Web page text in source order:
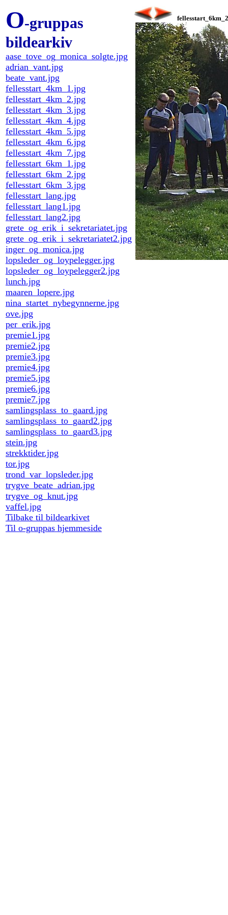
O-gruppas
bildearkiv
aase_tove_og_monica_solgte.jpg
adrian_vant.jpg
beate_vant.jpg
fellesstart_4km_1.jpg
fellesstart_4km_2.jpg
fellesstart_4km_3.jpg
fellesstart_4km_4.jpg
fellesstart_4km_5.jpg
fellesstart_4km_6.jpg
fellesstart_4km_7.jpg
fellesstart_6km_1.jpg
fellesstart_6km_2.jpg
fellesstart_6km_3.jpg
fellesstart_lang.jpg
fellesstart_lang1.jpg
fellesstart_lang2.jpg
grete_og_erik_i_sekretariatet.jpg
grete_og_erik_i_sekretariatet2.jpg
inger_og_monica.jpg
lopsleder_og_loypelegger.jpg
lopsleder_og_loypelegger2.jpg
lunch.jpg
maaren_lopere.jpg
nina_startet_nybegynnerne.jpg
ove.jpg
per_erik.jpg
premie1.jpg
premie2.jpg
premie3.jpg
premie4.jpg
premie5.jpg
premie6.jpg
premie7.jpg
samlingsplass_to_gaard.jpg
samlingsplass_to_gaard2.jpg
samlingsplass_to_gaard3.jpg
stein.jpg
strekktider.jpg
tor.jpg
trond_var_lopsleder.jpg
trygve_beate_adrian.jpg
trygve_og_knut.jpg
vaffel.jpg
Tilbake til bildearkivet
Til o-gruppas hjemmeside